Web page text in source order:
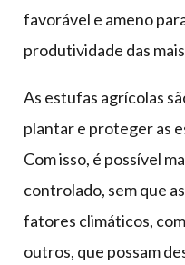
lonas
favorável e ameno
produtividade das
As estufas agrícolas
plantar e proteger as
Com isso, é possível
controlado, sem que
fatores climáticos,
outros, que possam